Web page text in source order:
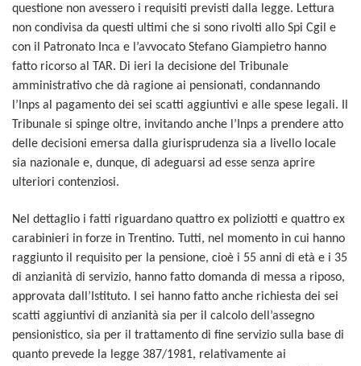
questione non avessero i requisiti previsti dalla legge. Lettura
non condivisa da questi ultimi che si sono rivolti allo Spi Cgil e
con il Patronato Inca e l’avvocato Stefano Giampietro hanno
fatto ricorso al TAR. Di ieri la decisione del Tribunale
amministrativo che dà ragione ai pensionati, condannando
l’Inps al pagamento dei sei scatti aggiuntivi e alle spese legali.
Tribunale si spinge oltre, invitando anche l’Inps a prendere atto
delle decisioni emersa dalla giurisprudenza sia a livello locale
sia nazionale e, dunque, di adeguarsi ad esse senza aprire
ulteriori contenziosi.
Nel dettaglio i fatti riguardano quattro ex poliziotti e quattro ex
carabinieri in forze in Trentino. Tutti, nel momento in cui hanno
raggiunto il requisito per la pensione, cioè i 55 anni di età e i 35
di anzianità di servizio, hanno fatto domanda di messa a riposo,
approvata dall’Istituto. I sei hanno fatto anche richiesta dei sei
scatti aggiuntivi di anzianità sia per il calcolo dell’assegno
pensionistico, sia per il trattamento di fine servizio sulla base di
quanto prevede la legge 387/1981, relativamente ai